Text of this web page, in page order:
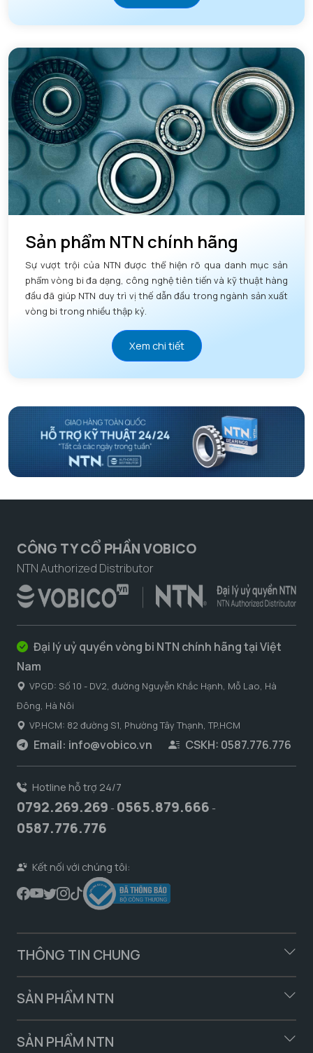
Sản phẩm NTN chính hãng
Sự vượt trội của NTN được thể hiện rõ qua danh mục sản
phẩm vòng bi đa dạng, công nghệ tiên tiến và kỹ thuật hàng
đầu đã giúp NTN duy trì vị thế dẫn đầu trong ngành sản xuất
vòng bi trong nhiều thập kỷ.
Xem chi tiết
CÔNG TY CỔ PHẦN VOBICO
NTN Authorized Distributor
Đại lý uỷ quyền vòng bi NTN chính hãng tại Việt
Nam
VPGD: Số 10 - DV2, đường Nguyễn Khắc Hạnh, Mỗ Lao, Hà
Đông, Hà Nôi
VP.HCM: 82 đường S1, Phường Tây Thạnh, TP.HCM
Email: info@vobico.vn CSKH: 0587.776.776
Hotline hỗ trợ 24/7
0792.269.269 - 0565.879.666 -
0587.776.776
Kết nối với chúng tôi:
THÔNG TIN CHUNG
SẢN PHẨM NTN
SẢN PHẨM NTN